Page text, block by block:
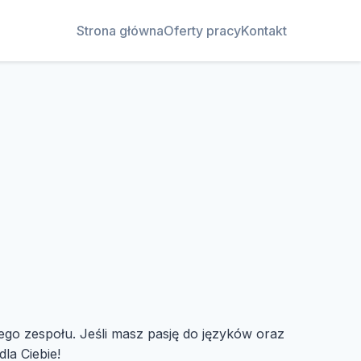
Strona głównaOferty pracyKontakt
zespołu. Jeśli masz pasję do języków oraz
Ciebie!